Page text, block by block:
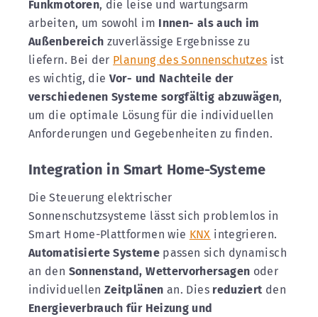
Funkmotoren, die leise und wartungsarm
arbeiten, um sowohl im Innen- als auch im
Außenbereich zuverlässige Ergebnisse zu
liefern. Bei der Planung des Sonnenschutzes ist
es wichtig, die Vor- und Nachteile der
verschiedenen Systeme sorgfältig abzuwägen,
um die optimale Lösung für die individuellen
Anforderungen und Gegebenheiten zu finden.
Integration in Smart Home-Systeme
Die Steuerung elektrischer
Sonnenschutzsysteme lässt sich problemlos in
Smart Home-Plattformen wie KNX integrieren.
Automatisierte Systemepassen sich dynamisch
an den Sonnenstand, Wettervorhersagen oder
individuellenZeitplänen an. Dies reduziert den
Energieverbrauch für Heizung und